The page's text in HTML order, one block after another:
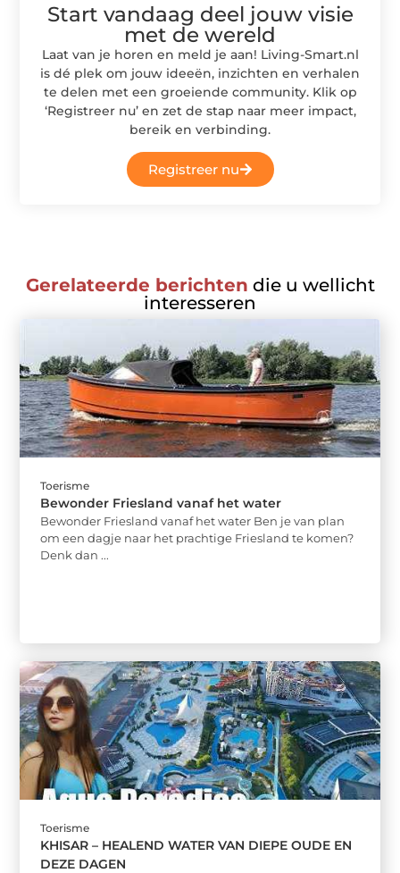
Start vandaag deel jouw visie
met de wereld
Laat van je horen en meld je aan! Living-Smart.nl
is dé plek om jouw ideeën, inzichten en verhalen
te delen met een groeiende community. Klik op
‘Registreer nu’ en zet de stap naar meer impact,
bereik en verbinding.
Registreer nu
Gerelateerde berichten die u wellicht
interesseren
Toerisme
Bewonder Friesland vanaf het water
Bewonder Friesland vanaf het water Ben je van plan
om een dagje naar het prachtige Friesland te komen?
Denk dan ...
Toerisme
KHISAR – HEALEND WATER VAN DIEPE OUDE EN
DEZE DAGEN